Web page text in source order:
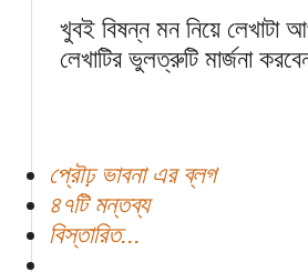
খুবই বিষন্ন মন নিয়ে লেখাটা
লেখাটির ভুলত্রুটি মার্জনা
প্রৌঢ় ভাবনা এর ব্লগ
৪৭টি মন্তব্য
বিস্তারিত...